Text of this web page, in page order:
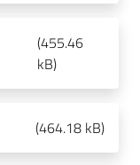
(455.46
kB)
(464.18 kB)